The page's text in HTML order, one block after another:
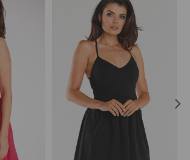
długość sukienki podkreślają kobiece atuty,
i wyrazistości.
– Streetwearowy Zestaw:
nadaje sukience uniwersalność, dzięki
się zarówno na co dzień, jak i
wymagających okazji.
Jakość, Na Którą Możesz Liczyć:
precyzją uszyta w Polsce, gwarantując nie
ale także solidność wykonania.
Wyrazisty Akcent: